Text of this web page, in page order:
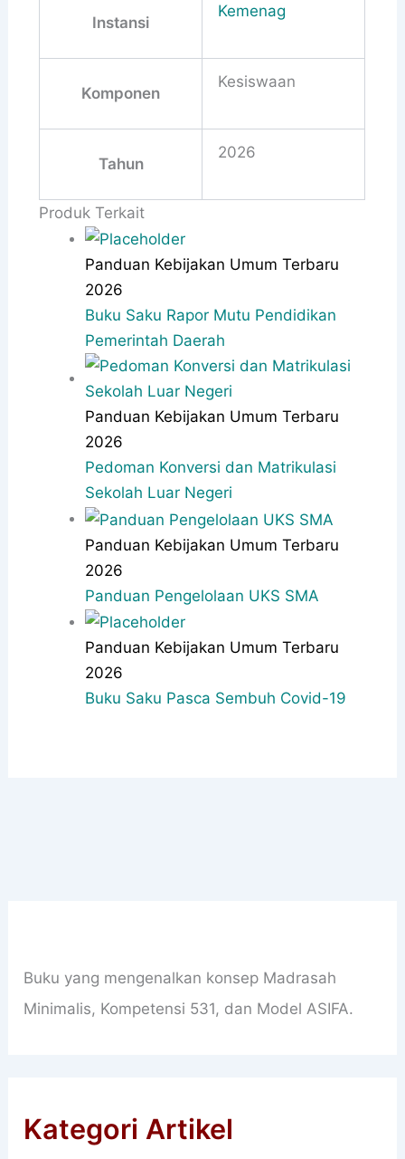
Instansi
Kemenag
Komponen
Kesiswaan
Tahun
2026
Produk Terkait
Panduan Kebijakan Umum Terbaru
2026
Buku Saku Rapor Mutu Pendidikan
Pemerintah Daerah
Panduan Kebijakan Umum Terbaru
2026
Pedoman Konversi dan Matrikulasi
Sekolah Luar Negeri
Panduan Kebijakan Umum Terbaru
2026
Panduan Pengelolaan UKS SMA
Panduan Kebijakan Umum Terbaru
2026
Buku Saku Pasca Sembuh Covid-19
Buku yang mengenalkan konsep Madrasah
Minimalis, Kompetensi 531, dan Model ASIFA.
Kategori Artikel